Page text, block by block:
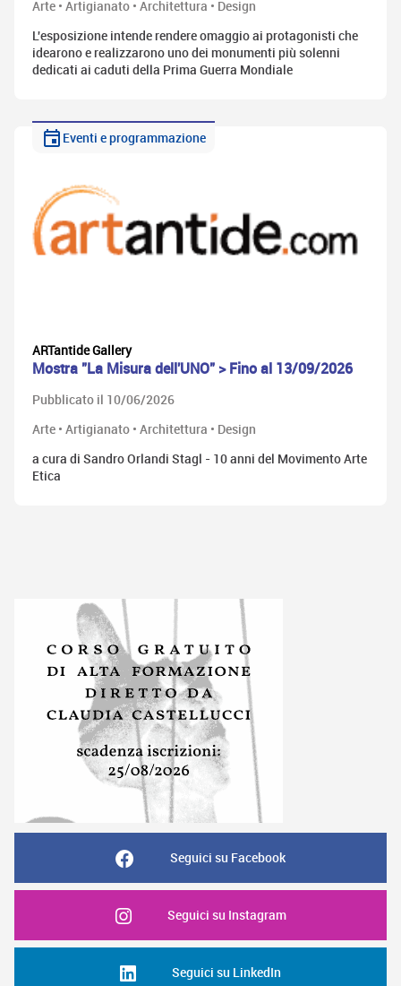
Arte • Artigianato • Architettura • Design
L'esposizione intende rendere omaggio ai protagonisti che
idearono e realizzarono uno dei monumenti più solenni
dedicati ai caduti della Prima Guerra Mondiale
Eventi e programmazione
ARTantide Gallery
Mostra "La Misura dell'UNO" > Fino al 13/09/2026
Pubblicato il 10/06/2026
Arte • Artigianato • Architettura • Design
a cura di Sandro Orlandi Stagl - 10 anni del Movimento Arte
Etica
Seguici su Facebook
Seguici su Instagram
Seguici su LinkedIn